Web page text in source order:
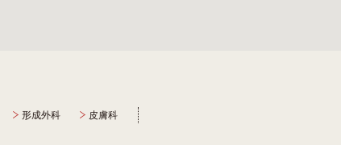
形成外科 皮膚科